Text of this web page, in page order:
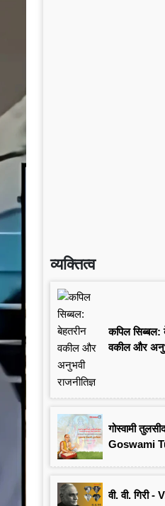
व्यक्तित्व
कपिल सिब्बल:
वकील और
गोस्वामी
Goswami
वी. वी. गिरी